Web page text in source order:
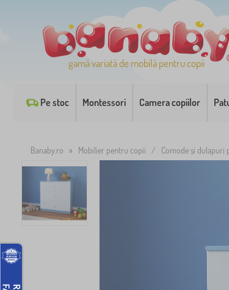
gamă variată de mobilă pentru copii
Pe stoc Montessori Camera copiilor
Banaby.ro » Mobilier pentru copii / Comode și dulapuri